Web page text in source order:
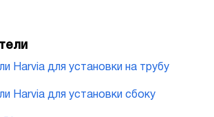
Harvia для установки на трубу
Harvia для установки сбоку